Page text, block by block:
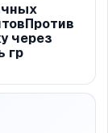
через
гр